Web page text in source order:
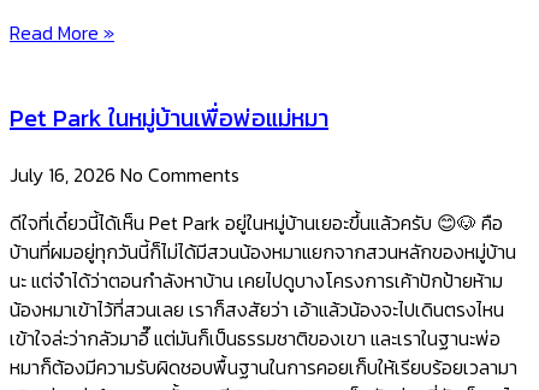
Read More »
Pet Park ในหมู่บ้านเพื่อพ่อแม่หมา
July 16, 2026 No Comments
ดีใจที่เดี๋ยวนี้ได้เห็น Pet Park อยู่ในหมู่บ้านเยอะขึ้นแล้วครับ 😊🐶 คือ
บ้านที่ผมอยู่ทุกวันนี้ก็ไม่ได้มีสวนน้องหมาแยกจากสวนหลักของหมู่บ้าน
นะ แต่จำได้ว่าตอนกำลังหาบ้าน เคยไปดูบางโครงการเค้าปักป้ายห้าม
น้องหมาเข้าไว้ที่สวนเลย เราก็สงสัยว่า เอ้าแล้วน้องจะไปเดินตรงไหน ​
เข้าใจล่ะว่ากลัวมาอึ๊ แต่มันก็เป็นธรรมชาติของเขา และเราในฐานะพ่อ
หมาก็ต้องมีความรับผิดชอบพื้นฐานในการคอยเก็บให้เรียบร้อยเวลามา